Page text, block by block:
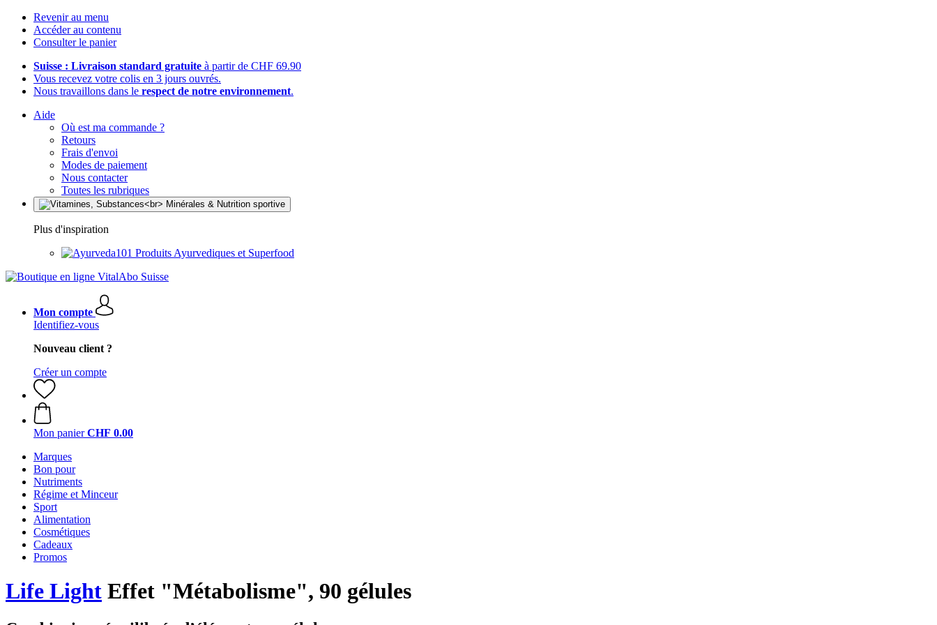
Revenir au menu
Accéder au contenu
Consulter le panier
Suisse : Livraison standard gratuite à partir de CHF 69.90
Vous recevez votre colis en 3 jours ouvrés.
Nous travaillons dans le respect de notre environnement.
Aide
Où est ma commande ?
Retours
Frais d'envoi
Modes de paiement
Nous contacter
Toutes les rubriques
Plus d'inspiration
Produits Ayurvediques et Superfood
Mon compte
Identifiez-vous
Nouveau client ?
Créer un compte
Mon panier CHF 0.00
Marques
Bon pour
Nutriments
Régime et Minceur
Sport
Alimentation
Cosmétiques
Cadeaux
Promos
Life Light Effet "Métabolisme", 90 gélules